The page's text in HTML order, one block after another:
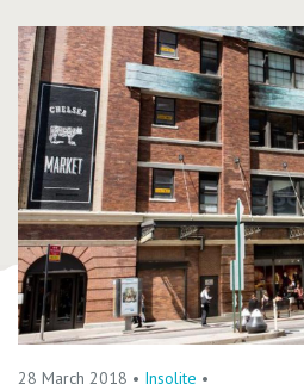
28 March 2018 • Insolite •